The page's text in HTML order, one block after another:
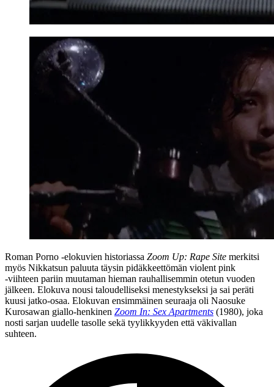
Roman Porno ‑elokuvien historiassa Zoom Up: Rape Site merkitsi
myös Nikkatsun paluuta täysin pidäkkeettömän violent pink
‑viihteen pariin muutaman hieman rauhallisemmin otetun vuoden
jälkeen. Elokuva nousi taloudelliseksi menestykseksi ja sai peräti
kuusi jatko-osaa. Elokuvan ensimmäinen seuraaja oli Naosuke
Kurosawan giallo-henkinen Zoom In: Sex Apartments (1980), joka
nosti sarjan uudelle tasolle sekä tyylikkyyden että väkivallan
suhteen.